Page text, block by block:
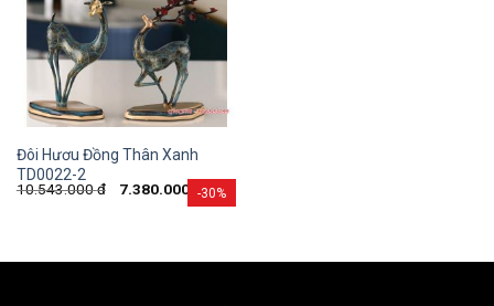
-30%
Đôi Hươu Đồng Thân Xanh
TD0022-2
10.543.000đ 7.380.000 đ